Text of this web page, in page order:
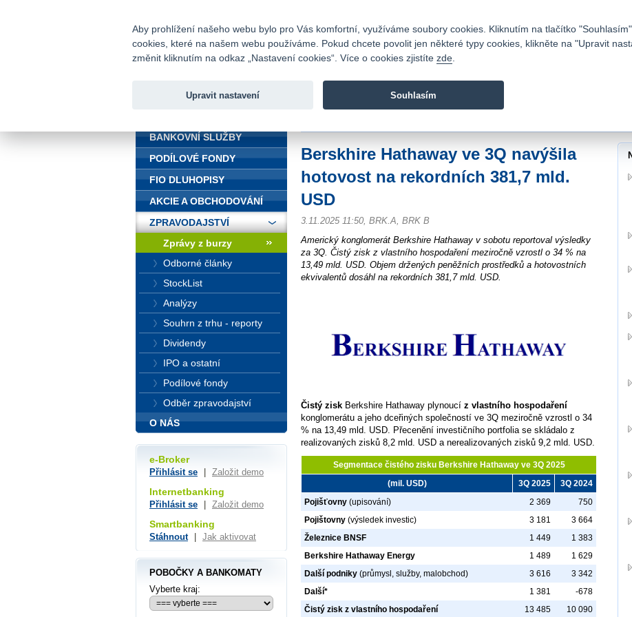
Fio banka
Fio banka je moderní česká banka. Poskytuje účty bez poplatků a
Berskhire Hathaway ve 3Q navýšila
hotovost na rekordních 381,7 mld.
USD
3.11.2025 11:50, BRK.A, BRK B
Americký konglomerát Berkshire Hathaway v sobotu reportoval výsledky
za 3Q. Čistý zisk z vlastního hospodaření meziročně vzrostl o 34 % na
13,49 mld. USD. Objem držených peněžních prostředků a hotovostních
ekvivalentů dosáhl na rekordních 381,7 mld. USD.
Čistý zisk Berkshire Hathaway plynoucí z vlastního hospodaření
konglomerátu a jeho dceřiných společností ve 3Q meziročně vzrostl o 34
% na 13,49 mld. USD. Přecenění investičního portfolia se skládalo z
realizovaných zisků 8,2 mld. USD a nerealizovaných zisků 9,2 mld. USD.
Segmentace čistého zisku Berkshire Hathaway ve 3Q 2025
(mil. USD)
3Q 2025
3Q 2024
Pojišťovny (upisování) 2 369
750
Pojištovny (výsledek investic) 3 181
3 664
Železnice BNSF
1 449
1 383
Berkshire Hathaway Energy
1 489
1 629
Další podniky (průmysl, služby, malobchod) 3 616
3 342
Další*
1 381
-678
Čistý zisk z vlastního hospodaření
13 485
10 090
BANKOVNÍ SLUŽBY
PODÍLOVÉ FONDY
FIO DLUHOPISY
AKCIE A OBCHODOVÁNÍ
ZPRAVODAJSTVÍ
Zprávy z burzy
Odborné články
StockList
Analýzy
Souhrn z trhu - reporty
Dividendy
IPO a ostatní
Podílové fondy
Odběr zpravodajství
O NÁS
e-Broker
Přihlásit se Založit demo
Internetbanking
Přihlásit se Založit demo
Smartbanking
Stáhnout Jak aktivovat
POBOČKY A BANKOMATY
Vyberte kraj:
Aby prohlížení našeho webu bylo pro Vás komfortní, využíváme soubory cookies. Kliknutím na tlačítko
cookies, které na našem webu používáme. Pokud chcete povolit jen některé typy cookies, klikněte na "Upravit
změnit kliknutím na odkaz „Nastavení cookies“. Více o cookies zjistíte zde
Upravit nastavení Souhlasím